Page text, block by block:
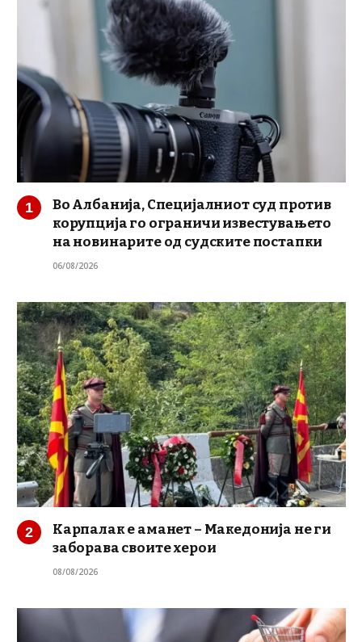
Во Албанија, Специјалниот суд против
корупција го ограничи известувањето
на новинарите од судските постапки
06/08/2026
Карпалак е аманет – Македонија не ги
заборава своите херои
08/08/2026